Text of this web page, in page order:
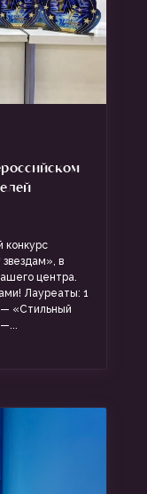
конкурс
в
центра.
Лауреаты: 1
— «Стильный